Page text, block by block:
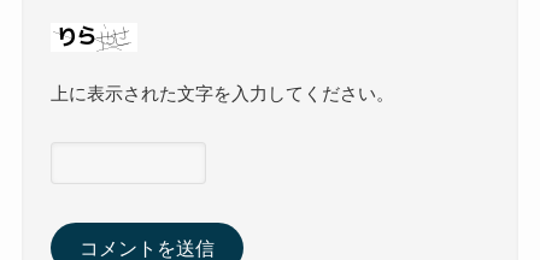
上に表示された文字を入力してください。